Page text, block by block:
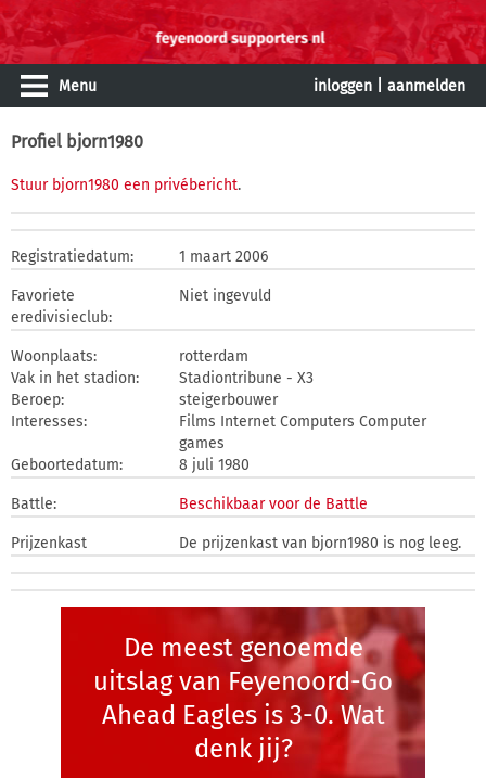
Menu inloggen aanmelden
Profiel bjorn1980
Stuur bjorn1980 een privébericht.
Registratiedatum: 1 maart 2006
Favoriete
eredivisieclub:
Niet ingevuld
Woonplaats:
rotterdam
Vak in het stadion:
Stadiontribune - X3
Beroep:
steigerbouwer
Interesses:
Films Internet Computers Computer
games
Geboortedatum:
8 juli 1980
Battle: Beschikbaar voor de Battle
Prijzenkast De prijzenkast van bjorn1980 is nog leeg.
De meest genoemde
uitslag van Feyenoord-Go
Ahead Eagles is 3-0. Wat
denk jij?